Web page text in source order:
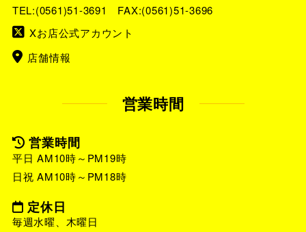
TEL:(0561)51-3691
FAX:(0561)51-3696
Xお店公式アカウント
店舗情報
営業時間
営業時間
平日 AM10時～PM19時
日祝 AM10時～PM18時
定休日
毎週水曜、木曜日